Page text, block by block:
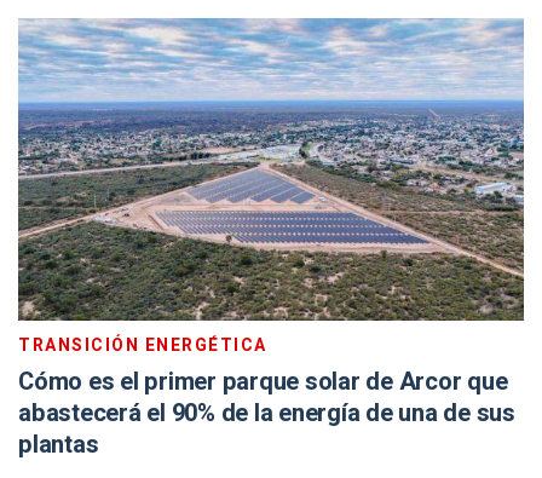
TRANSICIÓN ENERGÉTICA
Cómo es el primer parque solar de Arcor que
abastecerá el 90% de la energía de una de sus
plantas